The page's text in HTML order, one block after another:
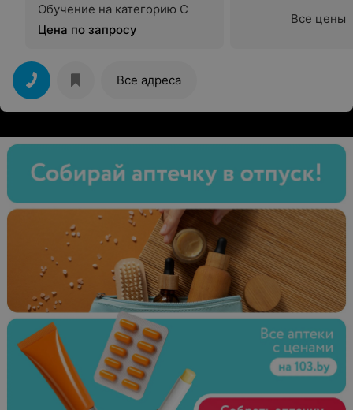
Обучение на категорию C
Цена по запросу
Все цены
Все адреса